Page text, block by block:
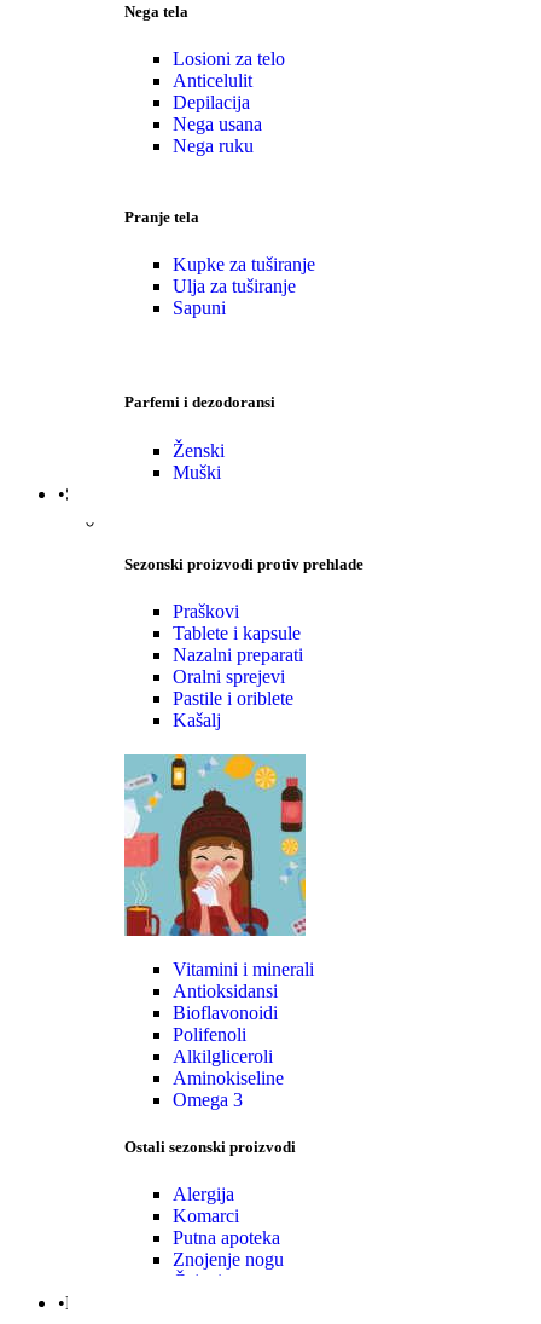
Nega tela
Losioni za telo
Anticelulit
Depilacija
Nega usana
Nega ruku
Pranje tela
Kupke za tuširanje
Ulja za tuširanje
Sapuni
Parfemi i dezodoransi
Ženski
Muški
•Sezonski proizvodi
Sezonski proizvodi protiv prehlade
Praškovi
Tablete i kapsule
Nazalni preparati
Oralni sprejevi
Pastile i oriblete
Kašalj
Vitamini i minerali
Antioksidansi
Bioflavonoidi
Polifenoli
Alkilgliceroli
Aminokiseline
Omega 3
Ostali sezonski proizvodi
Alergija
Komarci
Putna apoteka
Znojenje nogu
Čajevi
•Mama|Bebe|Polno zdrav.